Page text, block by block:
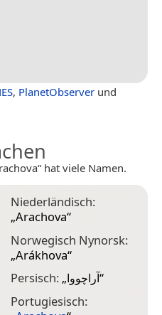
, PlanetObserver und
hat viele Namen.
Niederländisch:
„Arachova“
Norwegisch Nynorsk:
„Arákhova“
Persisch: „آراچووا“
Portugiesisch: